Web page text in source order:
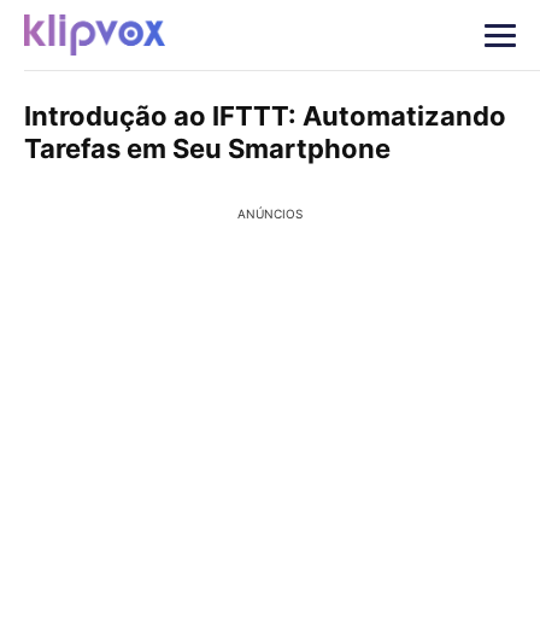
Introdução ao IFTTT: Automatizando
Tarefas em Seu Smartphone
ANÚNCIOS